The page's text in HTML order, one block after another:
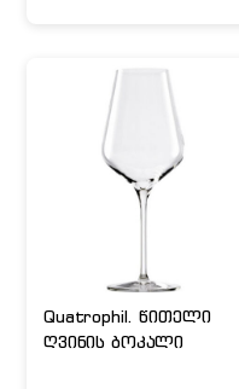
Quatrophil. წითელი
ღვინის ბოკალი